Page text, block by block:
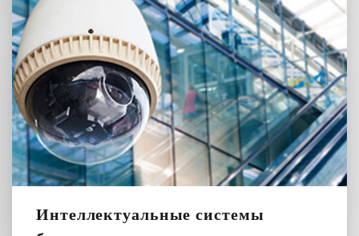
Интеллектуальные системы